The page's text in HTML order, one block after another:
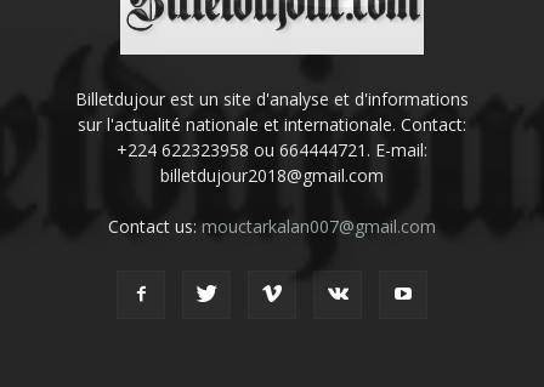
Billetdujour est un site d'analyse et d'informations
sur l'actualité nationale et internationale. Contact:
+224 622323958 ou 664444721. E-mail:
billetdujour2018@gmail.com
Contact us: mouctarkalan007@gmail.com